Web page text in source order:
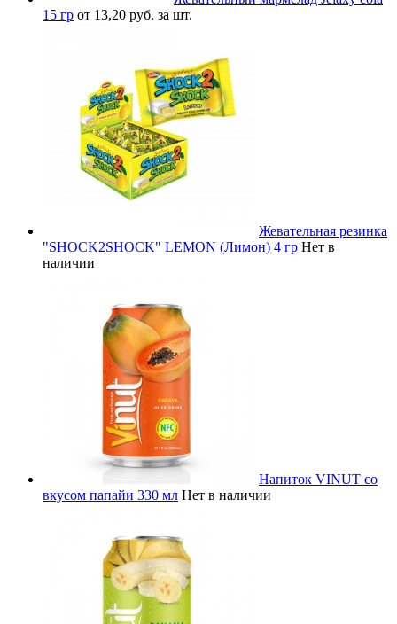
15 гр от 13,20 руб. за шт.
Жевательная резинка
"SHOCK2SHOCK" LEMON (Лимон) 4 гр Нет в
наличии
Напиток VINUT со
вкусом папайи 330 мл Нет в наличии